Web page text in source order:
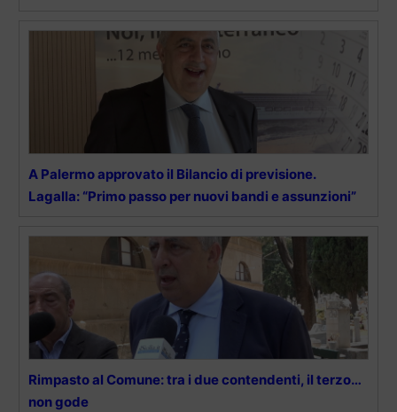
A Palermo approvato il Bilancio di previsione.
Lagalla: “Primo passo per nuovi bandi e assunzioni”
Rimpasto al Comune: tra i due contendenti, il terzo…
non gode